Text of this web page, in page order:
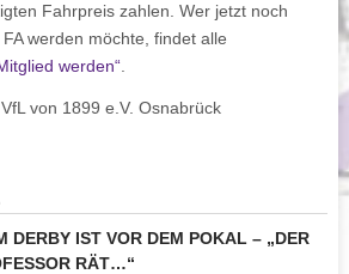
Fahrpreis zahlen. Wer jetzt noch
werden möchte, findet alle
werden“.
von 1899 e.V. Osnabrück
DERBY IST VOR DEM POKAL – „DER
RÄT…“